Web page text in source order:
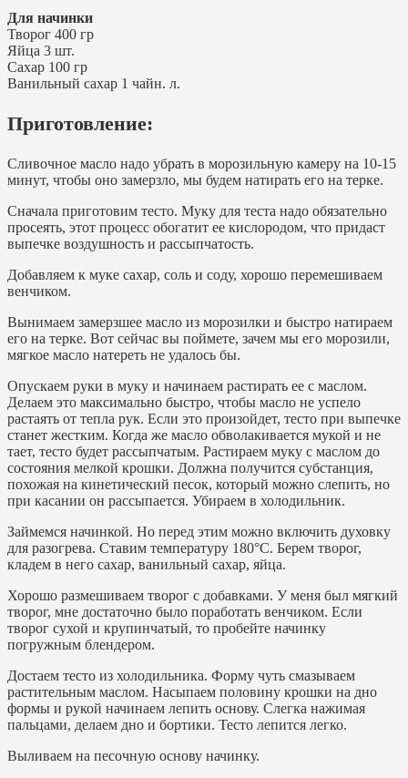
Для начинки
Творог 400 гр
Яйца 3 шт.
Сахар 100 гр
Ванильный сахар 1 чайн. л.
Приготовление:
Сливочное масло надо убрать в морозильную камеру на 10-15
минут, чтобы оно замерзло, мы будем натирать его на терке.
Сначала приготовим тесто. Муку для теста надо обязательно
просеять, этот процесс обогатит ее кислородом, что придаст
выпечке воздушность и рассыпчатость.
Добавляем к муке сахар, соль и соду, хорошо перемешиваем
венчиком.
Вынимаем замерзшее масло из морозилки и быстро натираем
его на терке. Вот сейчас вы поймете, зачем мы его морозили,
мягкое масло натереть не удалось бы.
Опускаем руки в муку и начинаем растирать ее с маслом.
Делаем это максимально быстро, чтобы масло не успело
растаять от тепла рук. Если это произойдет, тесто при выпечке
станет жестким. Когда же масло обволакивается мукой и не
тает, тесто будет рассыпчатым. Растираем муку с маслом до
состояния мелкой крошки. Должна получится субстанция,
похожая на кинетический песок, который можно слепить, но
при касании он рассыпается. Убираем в холодильник.
Займемся начинкой. Но перед этим можно включить духовку
для разогрева. Ставим температуру 180°С. Берем творог,
кладем в него сахар, ванильный сахар, яйца.
Хорошо размешиваем творог с добавками. У меня был мягкий
творог, мне достаточно было поработать венчиком. Если
творог сухой и крупинчатый, то пробейте начинку
погружным блендером.
Достаем тесто из холодильника. Форму чуть смазываем
растительным маслом. Насыпаем половину крошки на дно
формы и рукой начинаем лепить основу. Слегка нажимая
пальцами, делаем дно и бортики. Тесто лепится легко.
Выливаем на песочную основу начинку.